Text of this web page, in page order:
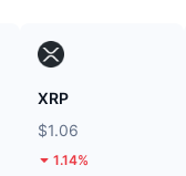
XRP
$1.06
1.14%